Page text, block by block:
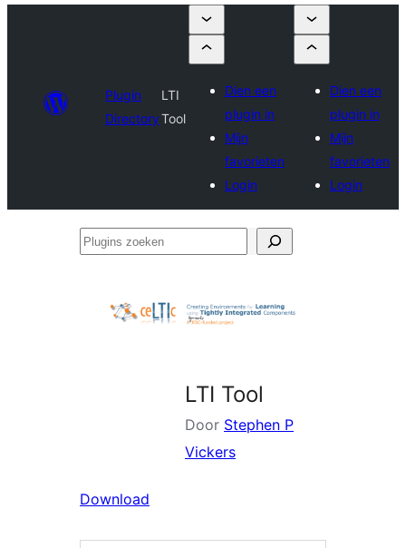
Plugin
Directory
LTI
Tool
Dien een
plugin in
Mijn
favorieten
Login
Dien een
plugin in
Mijn
favorieten
Login
Plugins
LTI Tool
Door Stephen P
Vickers
Download